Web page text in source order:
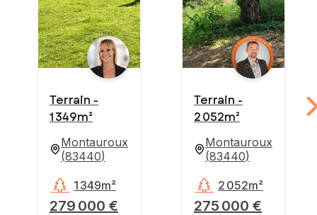
Terrain -
1 349m²
Montauroux
(83440)
279 000 €
1 349m²
Terrain -
2 052m²
Montauroux
(83440)
275 000 €
2 052m²